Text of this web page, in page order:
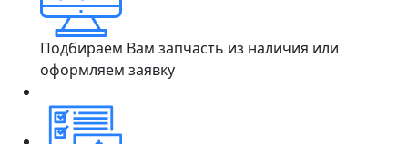
Подбираем Вам запчасть из наличия или
оформляем заявку